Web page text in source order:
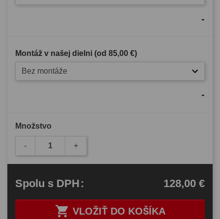
-
Montáž v našej dielni (od 85,00 €)
Bez montáže
-
Množstvo
- +
 VLOŽIŤ DO KOŠÍKA
Spolu s DPH: 128,00 €